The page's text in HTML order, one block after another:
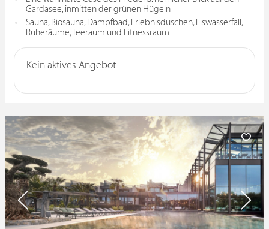
Gardasee, inmitten der grünen Hügeln
Sauna, Biosauna, Dampfbad, Erlebnisduschen, Eiswasserfall,
Ruheräume, Teeraum und Fitnessraum
Kein aktives Angebot